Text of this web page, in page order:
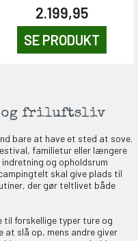
2.199,95
SE PRODUKT
og friluftsliv
bare at have et sted at sove.
familietur eller længere
og opholdsrum
skal give plads til
der gør teltlivet både
til forskellige typer ture og
at slå op, mens andre giver